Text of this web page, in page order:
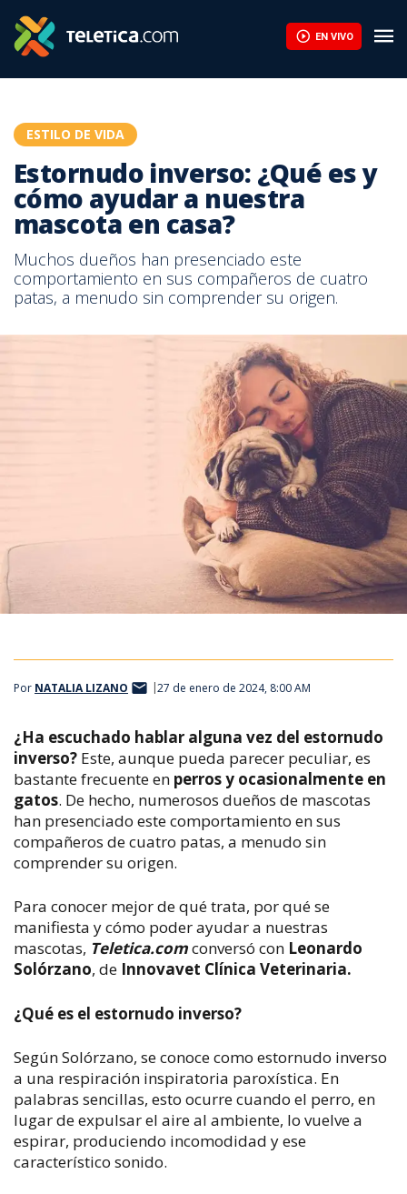
EN VIVO
ESTILO DE VIDA
Estornudo inverso: ¿Qué es y
cómo ayudar a nuestra
mascota en casa?
Muchos dueños han presenciado este
comportamiento en sus compañeros de cuatro
patas, a menudo sin comprender su origen.
Por NATALIA LIZANO 27 de enero de 2024, 8:00 AM
¿Ha escuchado hablar alguna vez del estornudo
inverso? Este, aunque pueda parecer peculiar, es
bastante frecuente en perros y ocasionalmente en
gatos. De hecho, numerosos dueños de mascotas
han presenciado este comportamiento en sus
compañeros de cuatro patas, a menudo sin
comprender su origen.
Para conocer mejor de qué trata, por qué se
manifiesta y cómo poder ayudar a nuestras
mascotas, Teletica.comconversó con Leonardo
Solórzano, de Innovavet Clínica Veterinaria.
¿Qué es el estornudo inverso?
Según Solórzano, se conoce como estornudo inverso
a una respiración inspiratoria paroxística. En
palabras sencillas, esto ocurre cuando el perro, en
lugar de expulsar el aire al ambiente, lo vuelve a
espirar, produciendo incomodidad y ese
característico sonido.